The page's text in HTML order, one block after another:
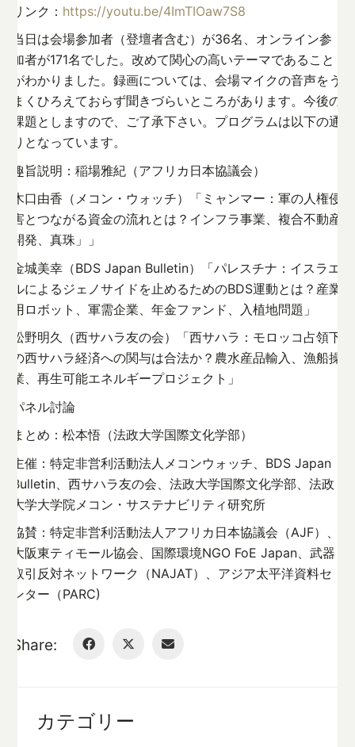
リンク： https://youtu.be/4ImTIOaw7S8
当日は会場参加者（登壇者含む）が36名、オンライン参
加者が171名でした。改めて関心の高いテーマであること
がわかりました。録画については、会場マイクの音声をう
まくひろえておらず聞きづらいところがあります。今後の
課題としますので、ご了承下さい。プログラムは以下の通
りとなっています。
趣旨説明：稲場雅紀（アフリカ日本協議会）
木口由香（メコン・ウォッチ）「ミャンマー：軍の人権侵
害とつながる資金の流れとは？インフラ事業、複合不動産
開発、真珠」」
金城美幸（BDS Japan Bulletin）「パレスチナ：イスラエ
ルによるジェノサイドを止めるためのBDS運動とは？産業
用ロボット、軍需企業、年金ファンド、入植地問題」
松野明久（西サハラ友の会）「西サハラ：モロッコ占領下
の西サハラ経済への関与は合法か？農水産品輸入、漁船操
業、再生可能エネルギープロジェクト」
パネル討論
まとめ：松本悟（法政大学国際文化学部）
主催：特定非営利活動法人メコンウォッチ、BDS Japan
Bulletin、西サハラ友の会、法政大学国際文化学部、法政
大学大学院メコン・サステナビリティ研究所
協賛：特定非営利活動法人アフリカ日本協議会（AJF）、
大阪東ティモール協会、国際環境NGO FoE Japan、武器
取引反対ネットワーク（NAJAT）、アジア太平洋資料セ
ンター（PARC)
Share:
カテゴリー